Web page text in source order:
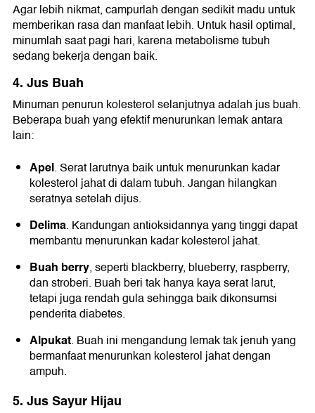
Agar lebih nikmat, campurlah dengan sedikit madu untuk
memberikan rasa dan manfaat lebih. Untuk hasil optimal,
minumlah saat pagi hari, karena metabolisme tubuh
sedang bekerja dengan baik.
4. Jus Buah
Minuman penurun kolesterol selanjutnya adalah jus buah.
Beberapa buah yang efektif menurunkan lemak antara
lain:
Apel. Serat larutnya baik untuk menurunkan kadar
kolesterol jahat di dalam tubuh. Jangan hilangkan
seratnya setelah dijus.
Delima. Kandungan antioksidannya yang tinggi dapat
membantu menurunkan kadar kolesterol jahat.
Buah berry, seperti blackberry, blueberry, raspberry,
dan stroberi. Buah beri tak hanya kaya serat larut,
tetapi juga rendah gula sehingga baik dikonsumsi
penderita diabetes.
Alpukat. Buah ini mengandung lemak tak jenuh yang
bermanfaat menurunkan kolesterol jahat dengan
ampuh.
5. Jus Sayur Hijau